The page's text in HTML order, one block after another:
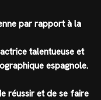
par rapport à la
talentueuse et
espagnole.
réussir et de se faire